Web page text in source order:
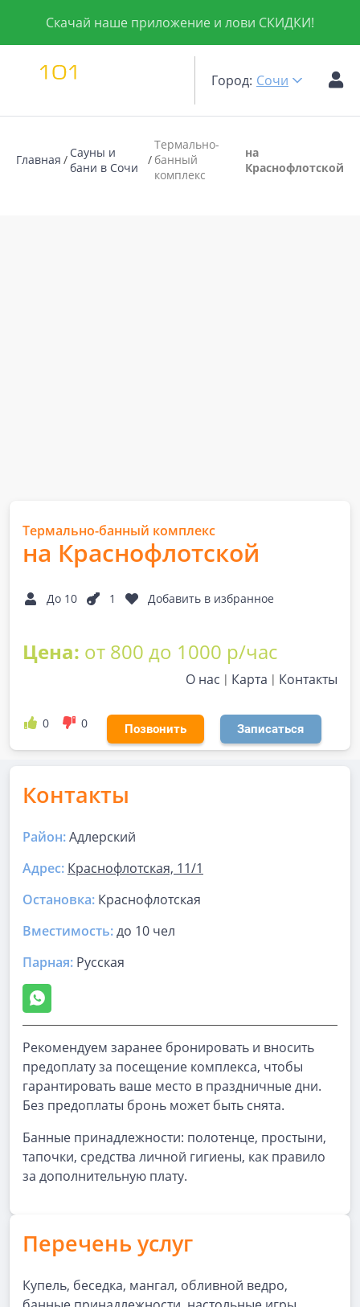
Скачай наше приложение и лови СКИДКИ!
Город: Сочи
Главная
Сауны и
бани в Сочи
Термально-
банный
комплекс
на
Краснофлотской
Термально-банный комплекс
на Краснофлотской
До 10 1 Добавить в избранное
Цена: от 800 до 1000 р/час
О нас Карта Контакты
0 0 Позвонить Записаться
Контакты
Район:Адлерский
Адрес: Краснофлотская, 11/1
Остановка: Краснофлотская
Вместимость:до 10 чел
Парная: Русская
Рекомендуем заранее бронировать и вносить
предоплату за посещение комплекса, чтобы
гарантировать ваше место в праздничные дни.
Без предоплаты бронь может быть снята.
Банные принадлежности: полотенце, простыни,
тапочки, средства личной гигиены, как правило
за дополнительную плату.
Перечень услуг
Купель, беседка, мангал, обливной ведро,